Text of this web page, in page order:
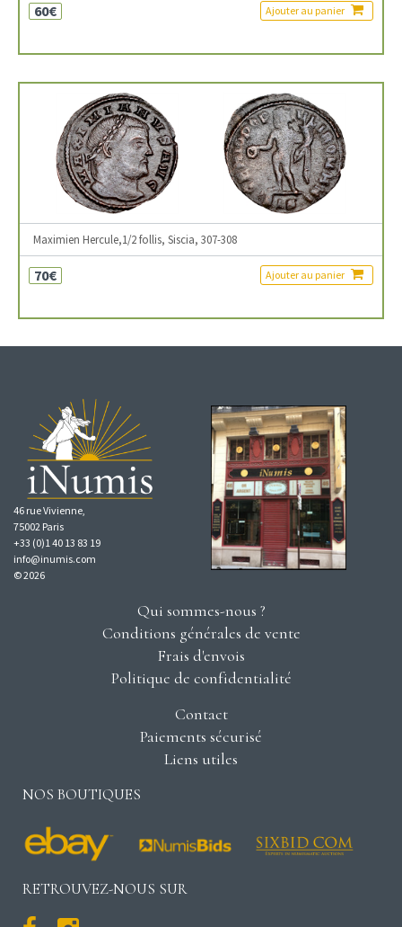
60€ Ajouter au panier
Maximien Hercule,1/2 follis, Siscia, 307-308
70€ Ajouter au panier
46 rue Vivienne,
75002 Paris
+33 (0)1 40 13 83 19
info@inumis.com
© 2026
Qui sommes-nous ?
Conditions générales de vente
Frais d'envois
Politique de confidentialité
Contact
Paiements sécurisé
Liens utiles
NOS BOUTIQUES
RETROUVEZ-NOUS SUR